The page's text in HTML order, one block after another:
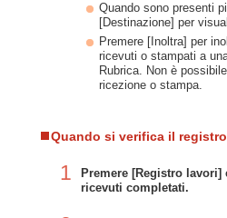
Quando sono presenti
[Destinazione] per
Premere [Inoltra] per
ricevuti o stampati a
Rubrica. Non è
ricezione o stampa.
Quando si verifica il
1
Premere [Registro
ricevuti completati.